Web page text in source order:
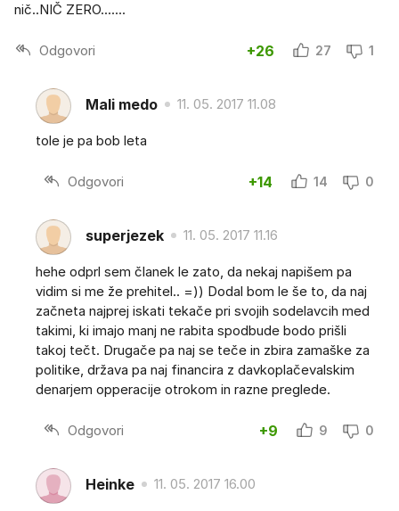
nič..NIČ ZERO.......
Odgovori +26 27 1
Mali medo 11. 05. 2017 11.08
tole je pa bob leta
Odgovori +14 14 0
superjezek 11. 05. 2017 11.16
hehe odprl sem članek le zato, da nekaj napišem pa
vidim si me že prehitel.. =)) Dodal bom le še to, da naj
začneta najprej iskati tekače pri svojih sodelavcih med
takimi, ki imajo manj ne rabita spodbude bodo prišli
takoj tečt. Drugače pa naj se teče in zbira zamaške za
politike, država pa naj financira z davkoplačevalskim
denarjem opperacije otrokom in razne preglede.
Odgovori +9 9 0
Heinke 11. 05. 2017 16.00